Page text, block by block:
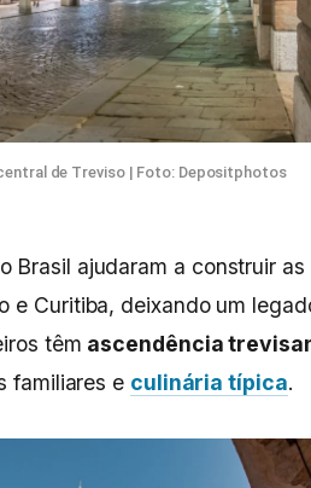
de Treviso | Foto: Depositphotos
Brasil ajudaram a construir
e Curitiba, deixando um
têm ascendência
familiares e culinária típica.